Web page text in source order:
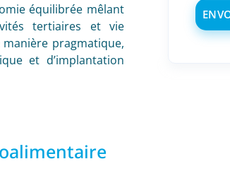
équilibrée mêlant
tertiaires et vie
pragmatique,
et d’implantation